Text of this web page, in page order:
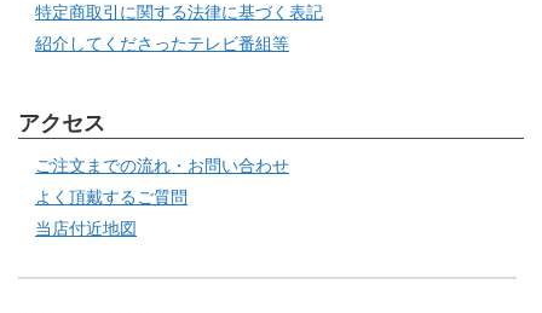
特定商取引に関する法律に基づく表記
紹介してくださったテレビ番組等
アクセス
ご注文までの流れ・お問い合わせ
よく頂戴するご質問
当店付近地図